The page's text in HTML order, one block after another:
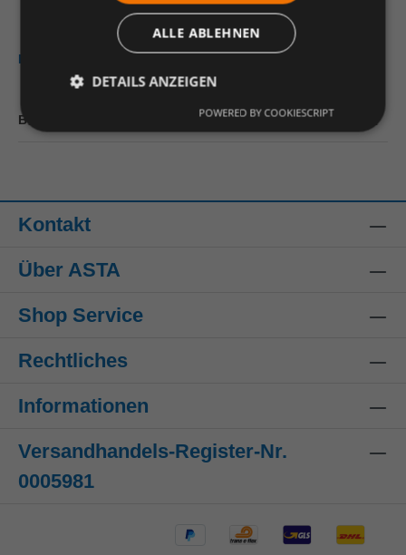
Beschreibung
Bewertungen
Kontakt
Über ASTA
Shop Service
Rechtliches
Informationen
Versandhandels-Register-Nr.
0005981
ALLE ABLEHNEN
DETAILS ANZEIGEN
POWERED BY COOKIESCRIPT